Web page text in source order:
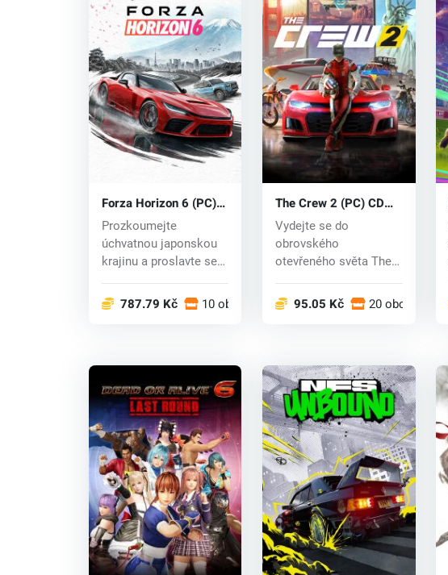
Forza Horizon 6 (PC)
key
Prozkoumejte
úchvatnou japonskou
krajinu a proslavte se
787.79 Kč 10 obchodech
The Crew 2 (PC) CD
key
Vydejte se do
obrovského
otevřeného světa The
nabízí obr...
95.05 Kč 20 obchodech